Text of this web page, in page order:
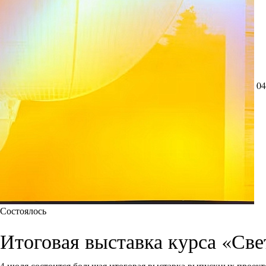
Состоялось
Итоговая выставка курса